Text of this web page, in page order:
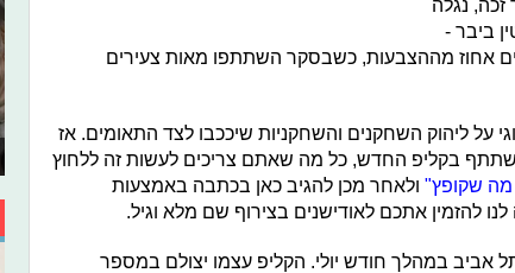
זכה, נגלה
ביבר -
אחוז מההצבעות, כשבסקר השתתפו מאות צעירים
על ליהוק השחקנים והשחקניות שיככבו לצד התאומים. אז
בקליפ החדש, כל מה שאתם צריכים לעשות זה ללחוץ
מה שקופץ" ולאחר מכן להגיב כאן בכתבה באמצעות
להזמין אתכם לאודישנים בצירוף שם מלא וגיל.
אביב במהלך חודש יולי. הקליפ עצמו יצולם במספר